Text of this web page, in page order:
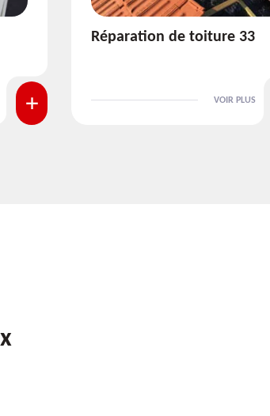
Isolation de toiture 33
VOIR PLUS